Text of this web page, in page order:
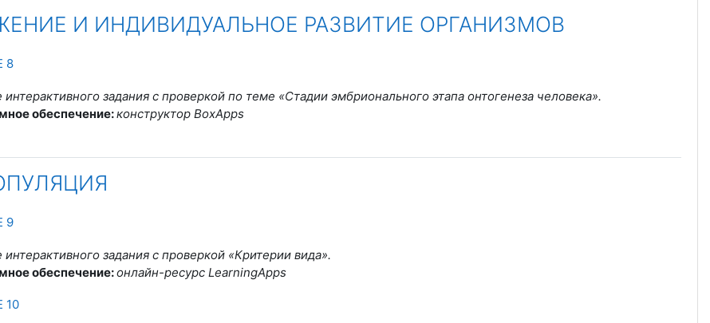
И ИНДИВИДУАЛЬНОЕ РАЗВИТИЕ ОРГАНИЗМОВ
8
интерактивного задания с проверкой по теме «Стадии эмбрионального этапа онтогенеза человека».
обеспечение:конструктор BoxApps
9
интерактивного задания с проверкой «Критерии вида».
обеспечение:онлайн-ресурс LearningApps
10